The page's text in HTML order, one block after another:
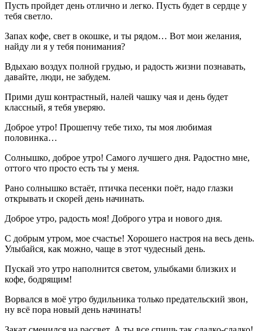
Пусть пройдет день отлично и легко. Пусть будет в сердце у
тебя светло.
Запах кофе, свет в окошке, и ты рядом… Вот мои желания,
найду ли я у тебя понимания?
Вдыхаю воздух полной грудью, и радость жизни познавать,
давайте, люди, не забудем.
Прими душ контрастный, налей чашку чая и день будет
классный, я тебя уверяю.
Доброе утро! Прошепчу тебе тихо, ты моя любимая
половинка…
Солнышко, доброе утро! Самого лучшего дня. Радостно мне,
оттого что просто есть ты у меня.
Рано солнышко встаёт, птичка песенки поёт, надо глазки
открывать и скорей день начинать.
Доброе утро, радость моя! Доброго утра и нового дня.
С добрым утром, мое счастье! Хорошего настроя на весь день.
Улыбайся, как можно, чаще в этот чудесный день.
Пускай это утро наполнится светом, улыбками близких и
кофе, бодрящим!
Ворвался в моё утро будильника только предательский звон,
ну всё пора новый день начинать!